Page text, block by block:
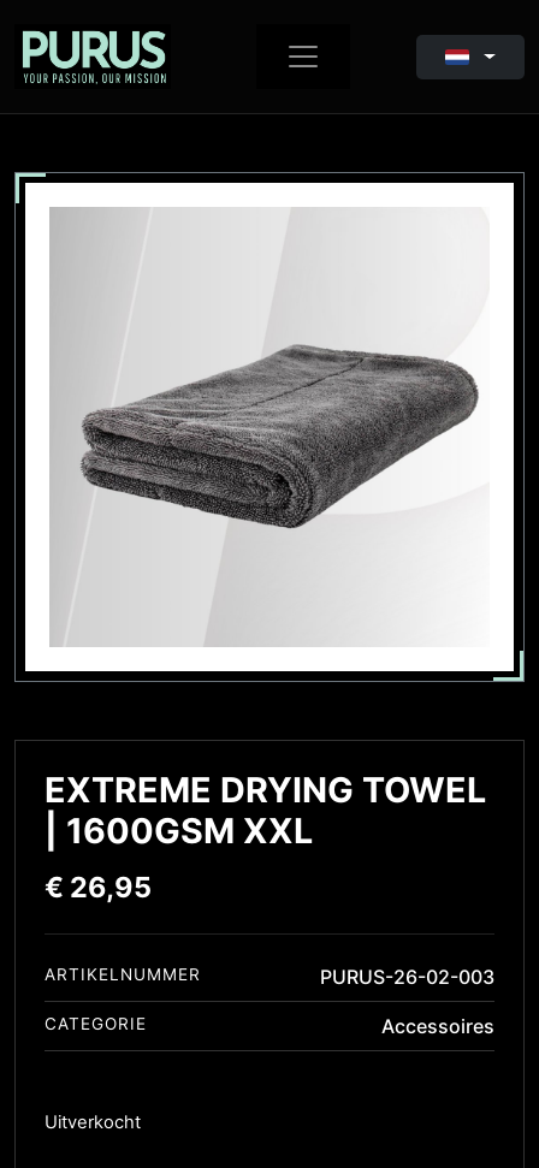
EXTREME DRYING TOWEL
| 1600GSM XXL
€ 26,95
ARTIKELNUMMER PURUS-26-02-003
CATEGORIE Accessoires
Uitverkocht